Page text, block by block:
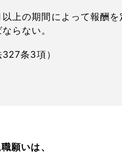
以上の期間によって報酬
らない。
327条3項）
願いは、